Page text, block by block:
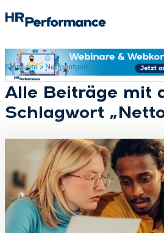
Suchen
Startseite» Nettoentgelt
Alle Beiträge mit
Schlagwort